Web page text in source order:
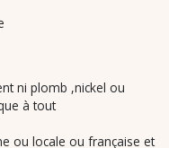
ni plomb ,nickel ou
à tout
ou locale ou française et